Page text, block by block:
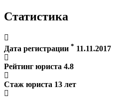
Статистика
Дата регистрации * 11.11.2017
Рейтинг юриста 4.8
Стаж юриста 13 лет